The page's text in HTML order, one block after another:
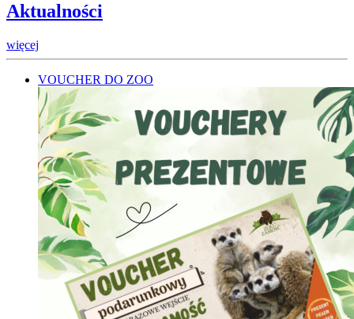
Aktualności
więcej
VOUCHER DO ZOO